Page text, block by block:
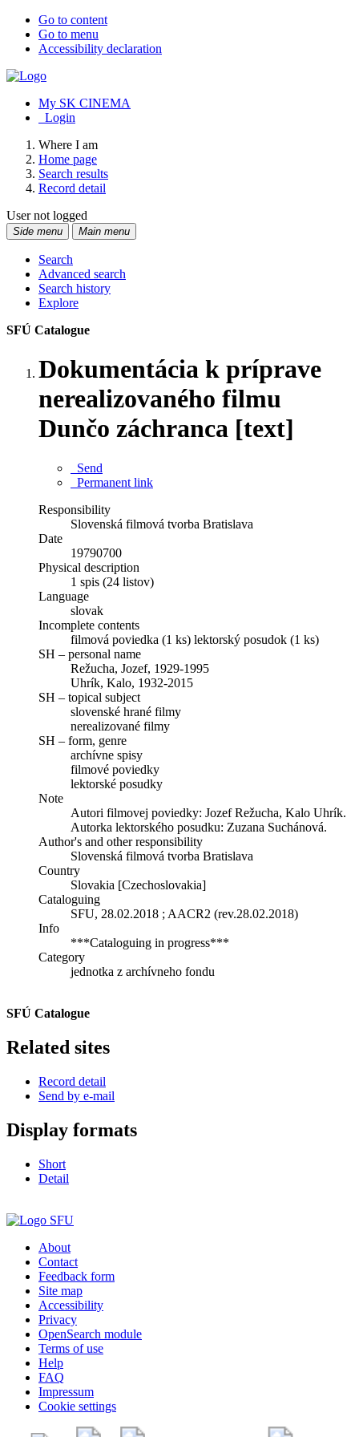
Go to content
Go to menu
Accessibility declaration
My SK CINEMA
Login
Where I am
Home page
Search results
Record detail
User not logged
Side menu Main menu
Search
Advanced search
Search history
Explore
SFÚ Catalogue
Dokumentácia k príprave
nerealizovaného filmu
Dunčo záchranca [text]
Send
Permanent link
Responsibility
Slovenská filmová tvorba Bratislava
Date
19790700
Physical description
1 spis (24 listov)
Language
slovak
Incomplete contents
filmová poviedka (1 ks) lektorský posudok (1 ks)
SH – personal name
Režucha, Jozef, 1929-1995
Uhrík, Kalo, 1932-2015
SH – topical subject
slovenské hrané filmy
nerealizované filmy
SH – form, genre
archívne spisy
filmové poviedky
lektorské posudky
Note
Autori filmovej poviedky: Jozef Režucha, Kalo Uhrík.
Autorka lektorského posudku: Zuzana Suchánová.
Author's and other responsibility
Slovenská filmová tvorba Bratislava
Country
Slovakia [Czechoslovakia]
Cataloguing
SFU, 28.02.2018 ; AACR2 (rev.28.02.2018)
Info
***Cataloguing in progress***
Category
jednotka z archívneho fondu
SFÚ Catalogue
Related sites
Record detail
Send by e-mail
Display formats
Short
Detail
About
Contact
Feedback form
Site map
Accessibility
Privacy
OpenSearch module
Terms of use
Help
FAQ
Impressum
Cookie settings